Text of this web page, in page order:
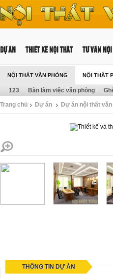
DỰ ÁN THIẾT KẾ NỘI THẤT TƯ VẤN
NỘI THẤT VĂN PHÒNG NỘI THẤT
123 Bàn làm việc văn phòng
Trang chủ Dự án Dự án nội thất
THÔNG TIN DỰ ÁN